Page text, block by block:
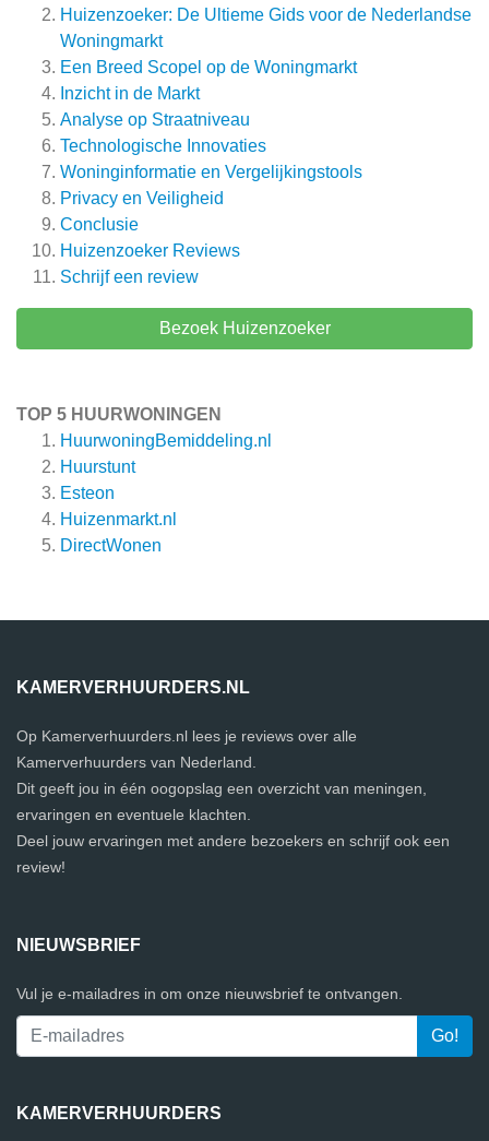
Huizenzoeker: De Ultieme Gids voor de Nederlandse
Woningmarkt
Een Breed Scopel op de Woningmarkt
Inzicht in de Markt
Analyse op Straatniveau
Technologische Innovaties
Woninginformatie en Vergelijkingstools
Privacy en Veiligheid
Conclusie
Huizenzoeker Reviews
Schrijf een review
Bezoek Huizenzoeker
TOP 5 HUURWONINGEN
HuurwoningBemiddeling.nl
Huurstunt
Esteon
Huizenmarkt.nl
DirectWonen
KAMERVERHUURDERS.NL
Op Kamerverhuurders.nl lees je reviews over alle
Kamerverhuurders van Nederland.
Dit geeft jou in één oogopslag een overzicht van meningen,
ervaringen en eventuele klachten.
Deel jouw ervaringen met andere bezoekers en schrijf ook een
review!
NIEUWSBRIEF
Vul je e-mailadres in om onze nieuwsbrief te ontvangen.
KAMERVERHUURDERS